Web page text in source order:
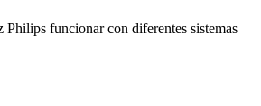
Philips funcionar con diferentes sistemas